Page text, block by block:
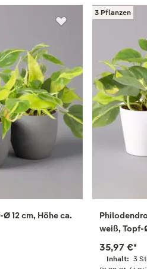
12 cm, Höhe ca.
3 Pflanzen
weiß, Topf-
Inhalt: 3
35,97 €*